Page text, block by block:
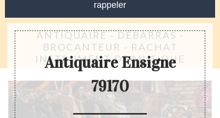
ANTIQUAIRE - DÉBARRAS -
BROCANTEUR - RACHAT
INSTRUMENT DE MUSIQUE
Antiquaire Ensigne
79170